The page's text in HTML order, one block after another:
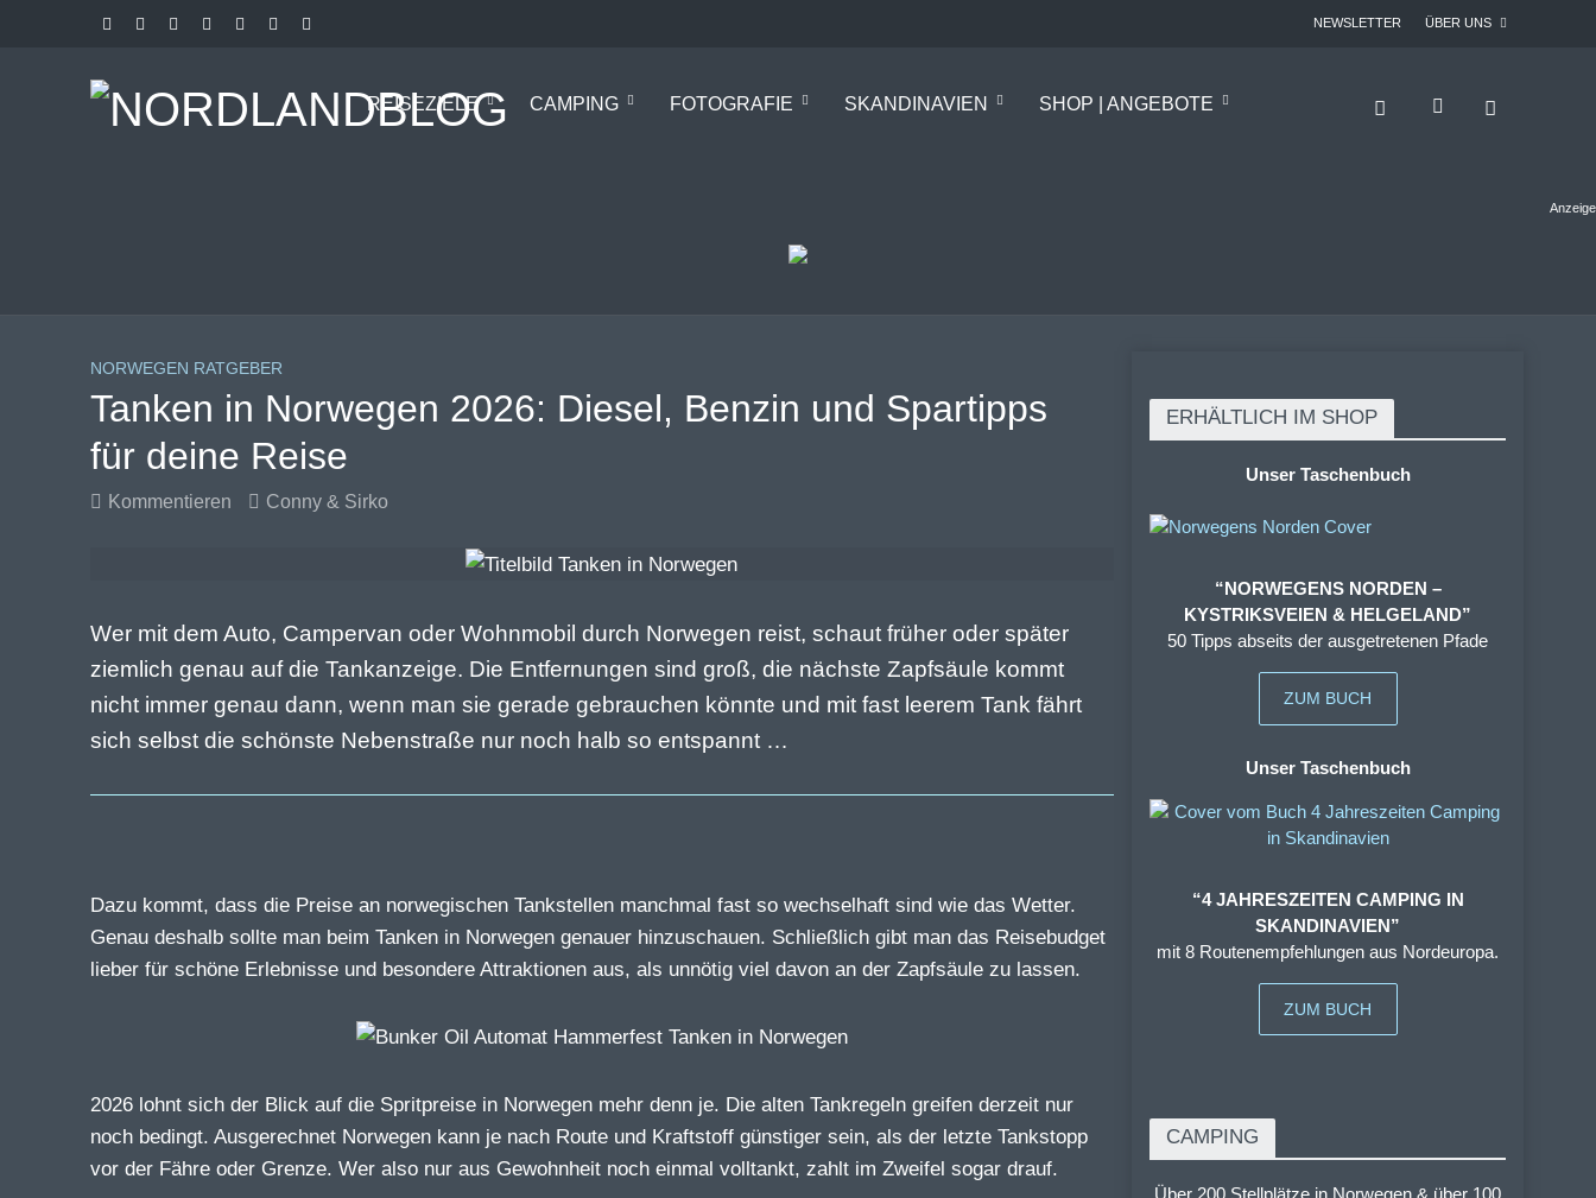
NEWSLETTER ÜBER UNS
REISEZIELE CAMPING FOTOGRAFIE SKANDINAVIEN SHOP | ANGEBOTE
Anzeige
NORWEGEN RATGEBER
Tanken in Norwegen 2026: Diesel, Benzin und Spartipps
für deine Reise
Kommentieren Conny & Sirko
Wer mit dem Auto, Campervan oder Wohnmobil durch Norwegen reist, schaut früher oder später
ziemlich genau auf die Tankanzeige. Die Entfernungen sind groß, die nächste Zapfsäule kommt
nicht immer genau dann, wenn man sie gerade gebrauchen könnte und mit fast leerem Tank fährt
sich selbst die schönste Nebenstraße nur noch halb so entspannt …
Dazu kommt, dass die Preise an norwegischen Tankstellen manchmal fast so wechselhaft sind wie das Wetter.
Genau deshalb sollte man beim Tanken in Norwegen genauer hinzuschauen. Schließlich gibt man das Reisebudget
lieber für schöne Erlebnisse und besondere Attraktionen aus, als unnötig viel davon an der Zapfsäule zu lassen.
2026 lohnt sich der Blick auf die Spritpreise in Norwegen mehr denn je. Die alten Tankregeln greifen derzeit nur
noch bedingt. Ausgerechnet Norwegen kann je nach Route und Kraftstoff günstiger sein, als der letzte Tankstopp
vor der Fähre oder Grenze. Wer also nur aus Gewohnheit noch einmal volltankt, zahlt im Zweifel sogar drauf.
ERHÄLTLICH IM SHOP
Unser Taschenbuch
“NORWEGENS NORDEN –
KYSTRIKSVEIEN & HELGELAND”
50 Tipps abseits der ausgetretenen Pfade
ZUM BUCH
Unser Taschenbuch
“4 JAHRESZEITEN CAMPING IN
SKANDINAVIEN”
mit 8 Routenempfehlungen aus Nordeuropa.
ZUM BUCH
CAMPING